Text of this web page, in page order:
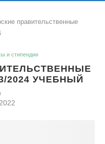
правительственные
и стипендии
2024 УЧЕБНЫЙ